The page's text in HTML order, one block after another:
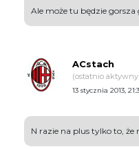
Ale może tu będzie gorsza
ACstach
(ostatnio aktywny:
13 stycznia 2013,
N razie na plus tylko to, że